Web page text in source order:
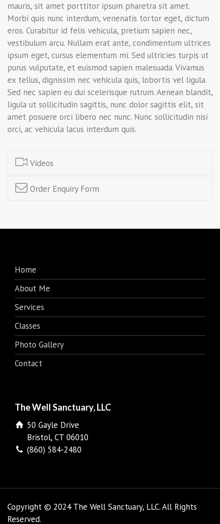
mauris, sit amet porttitor ipsum pharetra sit amet.
Morbi quis nunc interdum, venenatis tortor eget, dictum
eros. Curabitur id felis vehicula, pretium sapien nec,
vestibulum arcu. Nullam erat ante, condimentum ultrices
ipsum eget, cursus elementum mi. Sed ultricies turpis ut
purus vulputate, et euismod sapien malesuada. Vivamus
ex tellus, dignissim nec vehicula quis, lobortis vel ligula.
Sed nec sapien eu dui scelerisque rutrum. Aenean blandit,
ligula ut sollicitudin sagittis, nunc dolor sagittis elit, sit
amet posuere orci libero nec nunc. Nunc sollicitudin nisi
orci, ac vehicula lacus interdum quis.
Videos
Order Enquiry Form
Home
About Me
Services
Classes
Photo Gallery
Contact
The Well Sanctuary, LLC
50 Gayle Drive
Bristol, CT 06010
(860) 584-2480
Copyright © 2024 The Well Sanctuary, LLC. All Rights
Reserved.